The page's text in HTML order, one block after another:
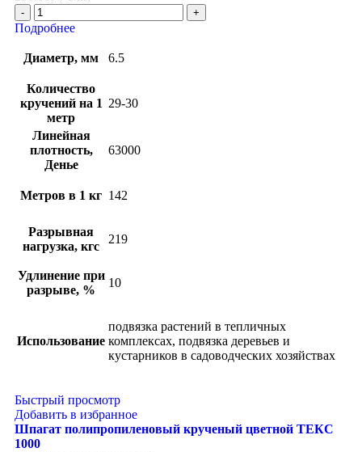
Подробнее
Диаметр, мм 6.5
Количество
кручений на 1
метр
29-30
Линейная
плотность,
Денье
63000
Метров в 1 кг 142
Разрывная
нагрузка, кгс
219
Удлинение при
разрыве, %
10
Использование
подвязка растений в тепличных
комплексах, подвязка деревьев и
кустарников в садоводческих хозяйствах
Быстрый просмотр
Добавить в избранное
Шпагат полипропиленовый крученый цветной ТЕКС
1000